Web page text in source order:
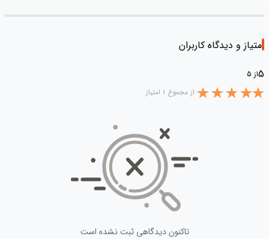
امتیاز و دیدگاه کاربران
5از 5
از مجموع 1 امتیاز
تاکنون دیدگاهی ثبت نشده است